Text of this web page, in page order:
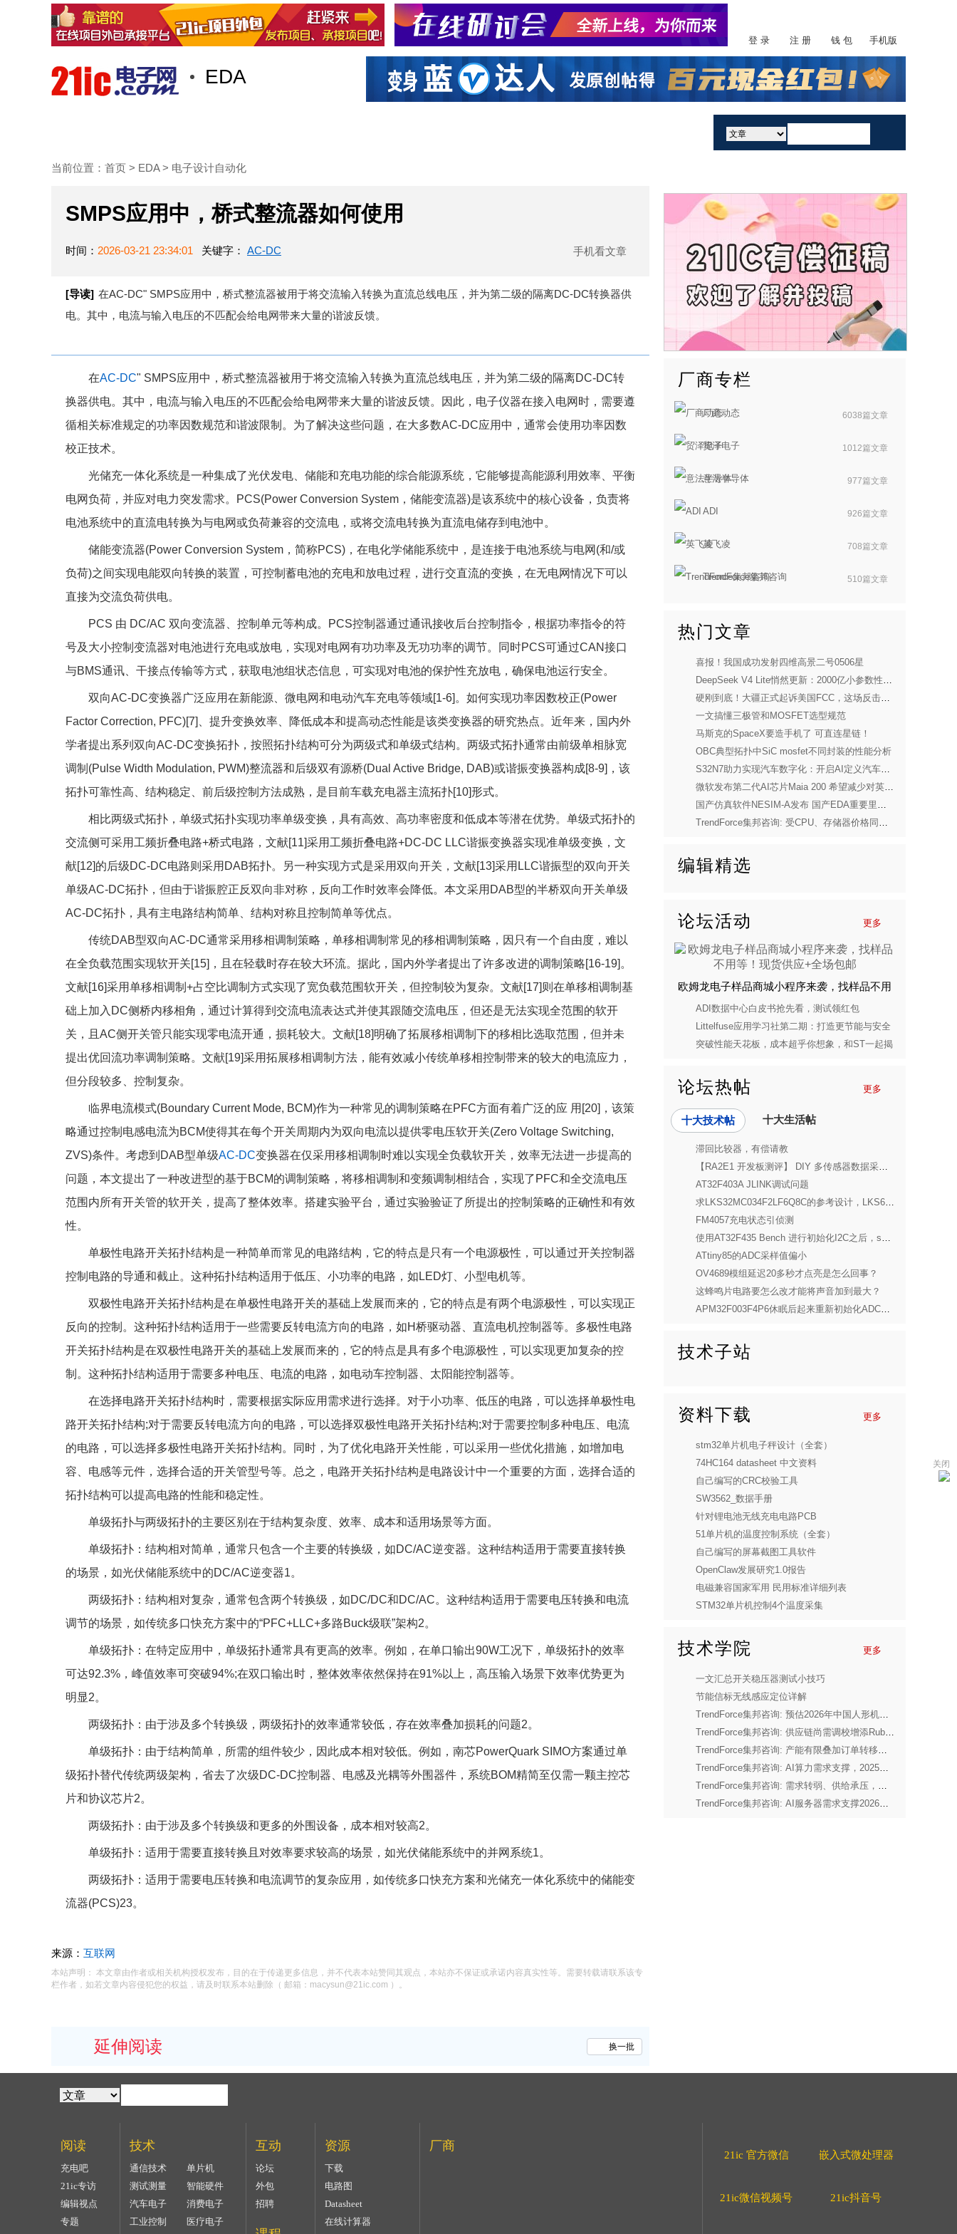
登 录 注 册 钱 包 手机版
EDA
当前位置： 首页 > EDA> 电子设计自动化
SMPS应用中，桥式整流器如何使用
时间： 2026-03-21 23:34:01 关键字： AC-DC 手机看文章
[导读] 在AC-DC" SMPS应用中，桥式整流器被用于将交流输入转换为直流总线电压，并为第二级的隔离DC-DC转换器供
电。其中，电流与输入电压的不匹配会给电网带来大量的谐波反馈。
在AC-DC" SMPS应用中，桥式整流器被用于将交流输入转换为直流总线电压，并为第二级的隔离DC-DC转
换器供电。其中，电流与输入电压的不匹配会给电网带来大量的谐波反馈。因此，电子仪器在接入电网时，需要遵
循相关标准规定的功率因数规范和谐波限制。为了解决这些问题，在大多数AC-DC应用中，通常会使用功率因数
校正技术。
光储充一体化系统是一种集成了光伏发电、储能和充电功能的综合能源系统，它能够提高能源利用效率、平衡
电网负荷，并应对电力突发需求。PCS(Power Conversion System，储能变流器)是该系统中的核心设备，负责将
电池系统中的直流电转换为与电网或负荷兼容的交流电，或将交流电转换为直流电储存到电池中。
储能变流器(Power Conversion System，简称PCS)，在电化学储能系统中，是连接于电池系统与电网(和/或
负荷)之间实现电能双向转换的装置，可控制蓄电池的充电和放电过程，进行交直流的变换，在无电网情况下可以
直接为交流负荷供电。
PCS 由 DC/AC 双向变流器、控制单元等构成。PCS控制器通过通讯接收后台控制指令，根据功率指令的符
号及大小控制变流器对电池进行充电或放电，实现对电网有功功率及无功功率的调节。同时PCS可通过CAN接口
与BMS通讯、干接点传输等方式，获取电池组状态信息，可实现对电池的保护性充放电，确保电池运行安全。
双向AC-DC变换器广泛应用在新能源、微电网和电动汽车充电等领域[1-6]。如何实现功率因数校正(Power
Factor Correction, PFC)[7]、提升变换效率、降低成本和提高动态性能是该类变换器的研究热点。近年来，国内外
学者提出系列双向AC-DC变换拓扑，按照拓扑结构可分为两级式和单级式结构。两级式拓扑通常由前级单相脉宽
调制(Pulse Width Modulation, PWM)整流器和后级双有源桥(Dual Active Bridge, DAB)或谐振变换器构成[8-9]，该
拓扑可靠性高、结构稳定、前后级控制方法成熟，是目前车载充电器主流拓扑[10]形式。
相比两级式拓扑，单级式拓扑实现功率单级变换，具有高效、高功率密度和低成本等潜在优势。单级式拓扑的
交流侧可采用工频折叠电路+桥式电路，文献[11]采用工频折叠电路+DC-DC LLC谐振变换器实现准单级变换，文
献[12]的后级DC-DC电路则采用DAB拓扑。另一种实现方式是采用双向开关，文献[13]采用LLC谐振型的双向开关
单级AC-DC拓扑，但由于谐振腔正反双向非对称，反向工作时效率会降低。本文采用DAB型的半桥双向开关单级
AC-DC拓扑，具有主电路结构简单、结构对称且控制简单等优点。
传统DAB型双向AC-DC通常采用移相调制策略，单移相调制常见的移相调制策略，因只有一个自由度，难以
在全负载范围实现软开关[15]，且在轻载时存在较大环流。据此，国内外学者提出了许多改进的调制策略[16-19]。
文献[16]采用单移相调制+占空比调制方式实现了宽负载范围软开关，但控制较为复杂。文献[17]则在单移相调制基
础上加入DC侧桥内移相角，通过计算得到交流电流表达式并使其跟随交流电压，但还是无法实现全范围的软开
关，且AC侧开关管只能实现零电流开通，损耗较大。文献[18]明确了拓展移相调制下的移相比选取范围，但并未
提出优回流功率调制策略。文献[19]采用拓展移相调制方法，能有效减小传统单移相控制带来的较大的电流应力，
但分段较多、控制复杂。
临界电流模式(Boundary Current Mode, BCM)作为一种常见的调制策略在PFC方面有着广泛的应 用[20]，该策
略通过控制电感电流为BCM使得其在每个开关周期内为双向电流以提供零电压软开关(Zero Voltage Switching,
ZVS)条件。考虑到DAB型单级AC-DC变换器在仅采用移相调制时难以实现全负载软开关，效率无法进一步提高的
问题，本文提出了一种改进型的基于BCM的调制策略，将移相调制和变频调制相结合，实现了PFC和全交流电压
范围内所有开关管的软开关，提高了整体效率。搭建实验平台，通过实验验证了所提出的控制策略的正确性和有效
性。
单极性电路开关拓扑结构是一种简单而常见的电路结构，它的特点是只有一个电源极性，可以通过开关控制器
控制电路的导通和截止。这种拓扑结构适用于低压、小功率的电路，如LED灯、小型电机等。
双极性电路开关拓扑结构是在单极性电路开关的基础上发展而来的，它的特点是有两个电源极性，可以实现正
反向的控制。这种拓扑结构适用于一些需要反转电流方向的电路，如H桥驱动器、直流电机控制器等。多极性电路
开关拓扑结构是在双极性电路开关的基础上发展而来的，它的特点是具有多个电源极性，可以实现更加复杂的控
制。这种拓扑结构适用于需要多种电压、电流的电路，如电动车控制器、太阳能控制器等。
在选择电路开关拓扑结构时，需要根据实际应用需求进行选择。对于小功率、低压的电路，可以选择单极性电
路开关拓扑结构;对于需要反转电流方向的电路，可以选择双极性电路开关拓扑结构;对于需要控制多种电压、电流
的电路，可以选择多极性电路开关拓扑结构。同时，为了优化电路开关性能，可以采用一些优化措施，如增加电
容、电感等元件，选择合适的开关管型号等。总之，电路开关拓扑结构是电路设计中一个重要的方面，选择合适的
拓扑结构可以提高电路的性能和稳定性。
‌单级拓扑与两级拓扑的主要区别在于结构复杂度、效率、成本和适用场景等方面。‌
‌单级拓扑‌：结构相对简单，通常只包含一个主要的转换级，如DC/AC逆变器。这种结构适用于需要直接转换
的场景，如光伏储能系统中的DC/AC逆变器‌1。
‌两级拓扑‌：结构相对复杂，通常包含两个转换级，如DC/DC和DC/AC。这种结构适用于需要电压转换和电流
调节的场景，如传统多口快充方案中的“PFC+LLC+多路Buck级联”架构‌2。
‌单级拓扑‌：在特定应用中，单级拓扑通常具有更高的效率。例如，在单口输出90W工况下，单级拓扑的效率
可达92.3%，峰值效率可突破94%;在双口输出时，整体效率依然保持在91%以上，高压输入场景下效率优势更为
明显‌2。
‌两级拓扑‌：由于涉及多个转换级，两级拓扑的效率通常较低，存在效率叠加损耗的问题‌2。
‌单级拓扑‌：由于结构简单，所需的组件较少，因此成本相对较低。例如，南芯PowerQuark SIMO方案通过单
级拓扑替代传统两级架构，省去了次级DC-DC控制器、电感及光耦等外围器件，系统BOM精简至仅需一颗主控芯
片和协议芯片‌2。
‌两级拓扑‌：由于涉及多个转换级和更多的外围设备，成本相对较高‌2。
‌单级拓扑‌：适用于需要直接转换且对效率要求较高的场景，如光伏储能系统中的并网系统‌1。
‌两级拓扑‌：适用于需要电压转换和电流调节的复杂应用，如传统多口快充方案和光储充一体化系统中的储能变
流器(PCS)‌23。
来源： 互联网
本站声明： 本文章由作者或相关机构授权发布，目的在于传递更多信息，并不代表本站赞同其观点，本站亦不保证或承诺内容真实性等。需要转载请联系该专
栏作者，如若文章内容侵犯您的权益，请及时联系本站删除（ 邮箱：macysun@21ic.com ）。
换一批
延伸阅读
厂商专栏
厂商动态 6038篇文章
贸泽电子 1012篇文章
意法半导体 977篇文章
ADI 926篇文章
英飞凌 708篇文章
TrendForce集邦咨询 510篇文章
热门文章
喜报！我国成功发射四维高景二号0506星
DeepSeek V4 Lite悄然更新：2000亿小参数性能逼近美国顶流
硬刚到底！大疆正式起诉美国FCC，这场反击太解气
一文搞懂三极管和MOSFET选型规范
马斯克的SpaceX要造手机了 可直连星链！
OBC典型拓扑中SiC mosfet不同封装的性能分析
S32N7助力实现汽车数字化：开启AI定义汽车新时代
微软发布第二代AI芯片Maia 200 希望减少对英伟达依赖
国产仿真软件NESIM-A发布 国产EDA重要里程碑
TrendForce集邦咨询: 受CPU、存储器价格同步上涨压力，预估2026年第一季度笔电出货量将季减14.8%
编辑精选
更多
论坛活动
欧姆龙电子样品商城小程序来袭，找样品不用
等！现货供应+全场包邮
ADI数据中心白皮书抢先看，测试领红包
Littelfuse应用学习社第二期：打造更节能与安全
的消费电子电源解决方案
突破性能天花板，成本超乎你想象，和ST一起揭
更多
论坛热帖
十大技术帖 十大生活帖
滞回比较器，有偿请教
【RA2E1 开发板测评】 DIY 多传感器数据采集与显示系统
AT32F403A JLINK调试问题
求LKS32MC034F2LF6Q8C的参考设计，LKS69231预驱如何使用
FM4057充电状态引侦测
使用AT32F435 Bench 进行初始化I2C之后，scl和sda一直是高电平
ATtiny85的ADC采样值偏小
OV4689模组延迟20多秒才点亮是怎么回事？
这蜂鸣片电路要怎么改才能将声音加到最大？
APM32F003F4P6休眠后起来重新初始化ADC，无法进行AD转换
技术子站
更多
资料下载
stm32单片机电子秤设计（全套）
74HC164 datasheet 中文资料
自己编写的CRC校验工具
SW3562_数据手册
针对锂电池无线充电电路PCB
51单片机的温度控制系统（全套）
自己编写的屏幕截图工具软件
OpenClaw发展研究1.0报告
电磁兼容国家军用 民用标准详细列表
STM32单片机控制4个温度采集
更多
技术学院
一文汇总开关稳压器测试小技巧
节能信标无线感应定位详解
TrendForce集邦咨询: 预估2026年中国人形机器人市场产量将年增94%
TrendForce集邦咨询: 供应链尚需调校增添Rubin延迟风险，2026年Blackwell将占英伟达高端GPU出货量超7成
TrendForce集邦咨询: 产能有限叠加订单转移效应，三月份Consumer DRAM价格涨幅集中在4Gb以下产品
TrendForce集邦咨询: AI算力需求支撑，2025年全球前十大IC设计厂营收年增44%
TrendForce集邦咨询: 需求转弱、供给承压，预估2026年全球笔电出货量将下修至年减14.8%
TrendForce集邦咨询: AI服务器需求支撑2026年第二季度存储器合约价上行，CSP借长期协议锁定供货
阅读
充电吧
21ic专访
编辑视点
专题
技术
通信技术
单片机
测试测量
智能硬件
汽车电子
消费电子
工业控制
医疗电子
互动
论坛
外包
招聘
资源
下载
电路图
Datasheet
在线计算器
厂商
21ic 官方微信 嵌入式微处理器
21ic微信视频号 21ic抖音号
关闭